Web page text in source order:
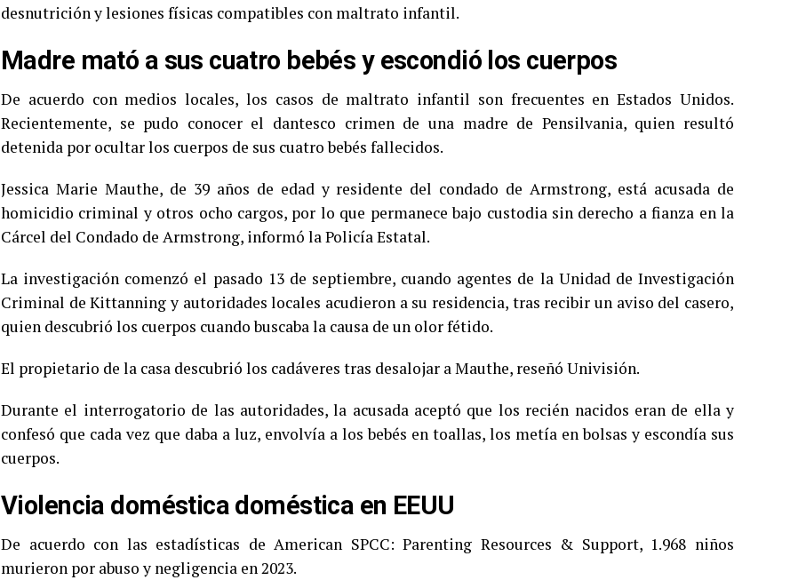
desnutrición y lesiones físicas compatibles con maltrato infantil.
Madre mató a sus cuatro bebés y escondió los cuerpos
De acuerdo con medios locales, los casos de maltrato infantil son frecuentes en Estados Unidos.
Recientemente, se pudo conocer el dantesco crimen de una madre de Pensilvania, quien resultó
detenida por ocultar los cuerpos de sus cuatro bebés fallecidos.
Jessica Marie Mauthe, de 39 años de edad y residente del condado de Armstrong, está acusada de
homicidio criminal y otros ocho cargos, por lo que permanece bajo custodia sin derecho a fianza en la
Cárcel del Condado de Armstrong, informó la Policía Estatal.
La investigación comenzó el pasado 13 de septiembre, cuando agentes de la Unidad de Investigación
Criminal de Kittanning y autoridades locales acudieron a su residencia, tras recibir un aviso del casero,
quien descubrió los cuerpos cuando buscaba la causa de un olor fétido.
El propietario de la casa descubrió los cadáveres tras desalojar a Mauthe, reseñó Univisión.
Durante el interrogatorio de las autoridades, la acusada aceptó que los recién nacidos eran de ella y
confesó que cada vez que daba a luz, envolvía a los bebés en toallas, los metía en bolsas y escondía sus
cuerpos.
Violencia doméstica doméstica en EEUU
De acuerdo con las estadísticas de American SPCC: Parenting Resources & Support, 1.968 niños
murieron por abuso y negligencia en 2023.